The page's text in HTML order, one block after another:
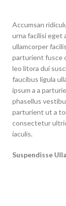
Accumsan
urna facilisi eget
ullamcorper
parturient fusce
leo litora dui
faucibus ligula
ipsum a a
phasellus
parturient ut a
consectetur
iaculis.
Suspendisse